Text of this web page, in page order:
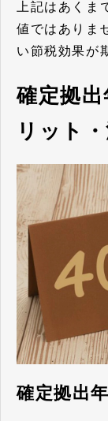
上記はあくま
値ではありま
い節税効果が
確定拠
リット
確定拠出